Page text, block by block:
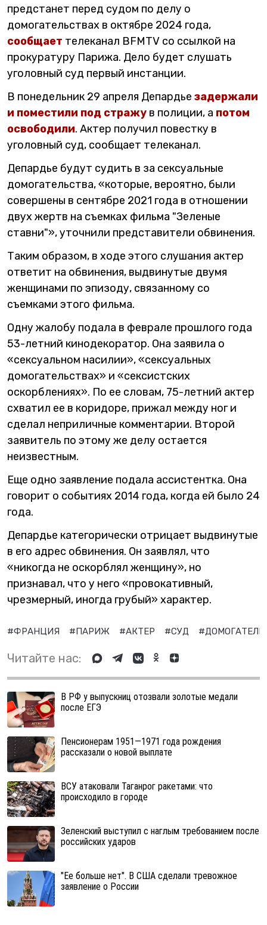
предстанет перед судом по делу о
домогательствах в октябре 2024 года,
сообщает телеканал BFMTV со ссылкой на
прокуратуру Парижа. Дело будет слушать
уголовный суд первый инстанции.
В понедельник 29 апреля Депардье задержали
и поместили под стражу в полиции, а потом
освободили. Актер получил повестку в
уголовный суд, сообщает телеканал.
Депардье будут судить в за сексуальные
домогательства, «которые, вероятно, были
совершены в сентябре 2021 года в отношении
двух жертв на съемках фильма "Зеленые
ставни"», уточнили представители обвинения.
Таким образом, в ходе этого слушания актер
ответит на обвинения, выдвинутые двумя
женщинами по эпизоду, связанному со
съемками этого фильма.
Одну жалобу подала в феврале прошлого года
53-летний кинодекоратор. Она заявила о
«сексуальном насилии», «сексуальных
домогательствах» и «сексистских
оскорблениях». По ее словам, 75-летний актер
схватил ее в коридоре, прижал между ног и
сделал неприличные комментарии. Второй
заявитель по этому же делу остается
неизвестным.
Еще одно заявление подала ассистентка. Она
говорит о событиях 2014 года, когда ей было 24
года.
Депардье категорически отрицает выдвинутые
в его адрес обвинения. Он заявлял, что
«никогда не оскорблял женщину», но
признавал, что у него «провокативный,
чрезмерный, иногда грубый» характер.
#ФРАНЦИЯ #ПАРИЖ #АКТЕР #СУД
Читайте нас:
В РФ у выпускниц отозвали золотые медали
после ЕГЭ
Пенсионерам 1951—1971 года рождения
рассказали о новой выплате
ВСУ атаковали Таганрог ракетами: что
происходило в городе
Зеленский выступил с наглым требованием после
российских ударов
"Ее больше нет". В США сделали тревожное
заявление о России